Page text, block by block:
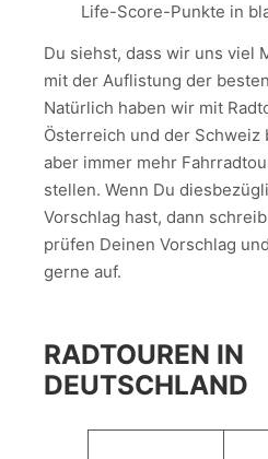
Life-Score-Punkte in
Du siehst, dass wir uns viel
mit der Auflistung der
Natürlich haben wir mit
Österreich und der Schweiz
aber immer mehr
stellen. Wenn Du
Vorschlag hast, dann
prüfen Deinen Vorschlag
gerne auf.
RADTOUREN IN
DEUTSCHLAND